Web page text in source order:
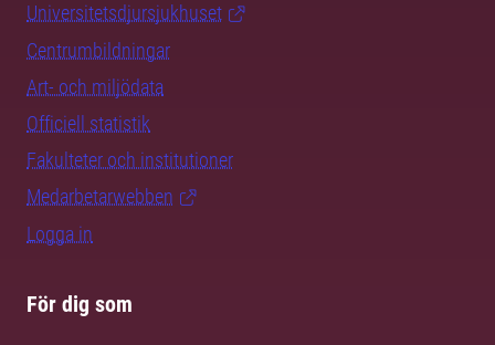
Universitetsdjursjukhuset
Centrumbildningar
Art- och miljödata
Officiell statistik
Fakulteter och institutioner
Medarbetarwebben
Logga in
För dig som